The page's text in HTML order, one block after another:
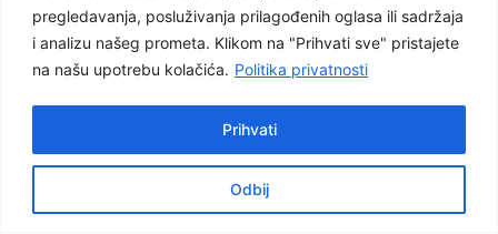
pregledavanja, posluživanja prilagođenih oglasa ili sadržaja
i analizu našeg prometa. Klikom na "Prihvati sve" pristajete
na našu upotrebu kolačića. Politika privatnosti
Odbij
Prihvati